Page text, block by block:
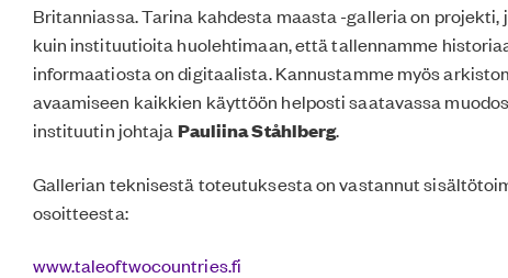
Britanniassa. Tarina kahdesta maasta -galleria on
kuin instituutioita huolehtimaan, että tallennamme
informaatiosta on digitaalista. Kannustamme myös
avaamiseen kaikkien käyttöön helposti saatavassa
instituutin johtaja Pauliina Ståhlberg.
Gallerian teknisestä toteutuksesta on vastannut
osoitteesta:
www.taleoftwocountries.fi